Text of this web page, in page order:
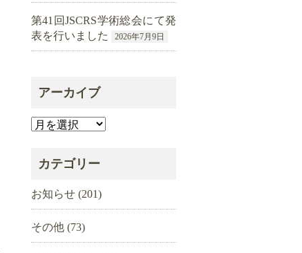
第41回JSCRS学術総会にて発
表を行いました
2026年7月9日
アーカイブ
ア
カ
ブ
カテゴリー
お知らせ (201)
その他 (73)